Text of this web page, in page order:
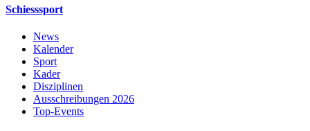
Schiesssport
News
Kalender
Sport
Kader
Disziplinen
Ausschreibungen 2026
Top-Events